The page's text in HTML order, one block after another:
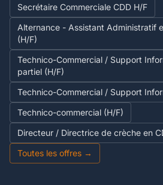
Secrétaire Commerciale CDD H/F
Alternance - Assistant Administratif
(H/F)
Technico-Commercial / Support
partiel (H/F)
Technico-Commercial / Support
Technico-commercial (H/F)
Directeur / Directrice de crèche en
Toutes les offres →